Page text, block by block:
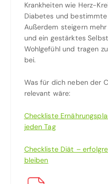
Krankheiten wie Herz-
Diabetes und bestimmte
Außerdem steigern
und ein gestärktes
Wohlgefühl und tragen
bei.
Was für dich neben der
relevant wäre:
Checkliste
jeden Tag
Checkliste Diät –
bleiben